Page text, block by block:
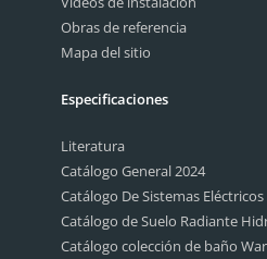
Obras de referencia
Mapa del sitio
Especificaciones
Literatura
Catálogo General 2024
Catálogo De Sistemas Eléctricos
Catálogo de Suelo Radiante
Catálogo colección de baño